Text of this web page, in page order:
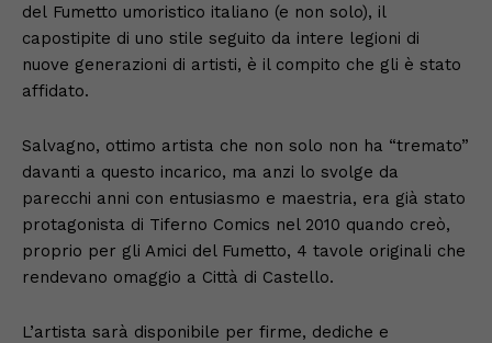
del Fumetto umoristico italiano (e non solo), il
capostipite di uno stile seguito da intere legioni di
nuove generazioni di artisti, è il compito che gli è stato
affidato.
Salvagno, ottimo artista che non solo non ha “tremato”
davanti a questo incarico, ma anzi lo svolge da
parecchi anni con entusiasmo e maestria, era già stato
protagonista di Tiferno Comics nel 2010 quando creò,
proprio per gli Amici del Fumetto, 4 tavole originali che
rendevano omaggio a Città di Castello.
L’artista sarà disponibile per firme, dediche e